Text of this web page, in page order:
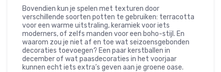
Bovendien kun je spelen met texturen door
verschillende soorten potten te gebruiken: terracotta
voor een warme uitstraling, keramiek voor iets
moderners, of zelfs manden voor een boho-stijl. En
waarom zou je niet af en toe wat seizoensgebonden
decoraties toevoegen? Een paar kerstballen in
december of wat paasdecoraties in het voorjaar
kunnen echt iets extra’s geven aan je groene oase.